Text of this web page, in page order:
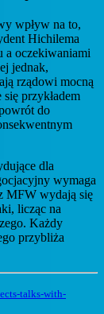
wpływ na to,
Hichilema
a oczekiwaniami
jednak,
rządowi mocną
przykładem
do
dla
wymaga
MFW wydają się
licząc na
Każdy
przybliża
talks-with-